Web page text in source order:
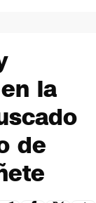
la
de